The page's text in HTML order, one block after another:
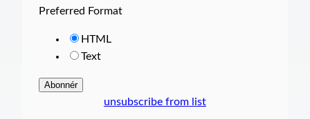
Preferred Format
HTML
Text
unsubscribe from list